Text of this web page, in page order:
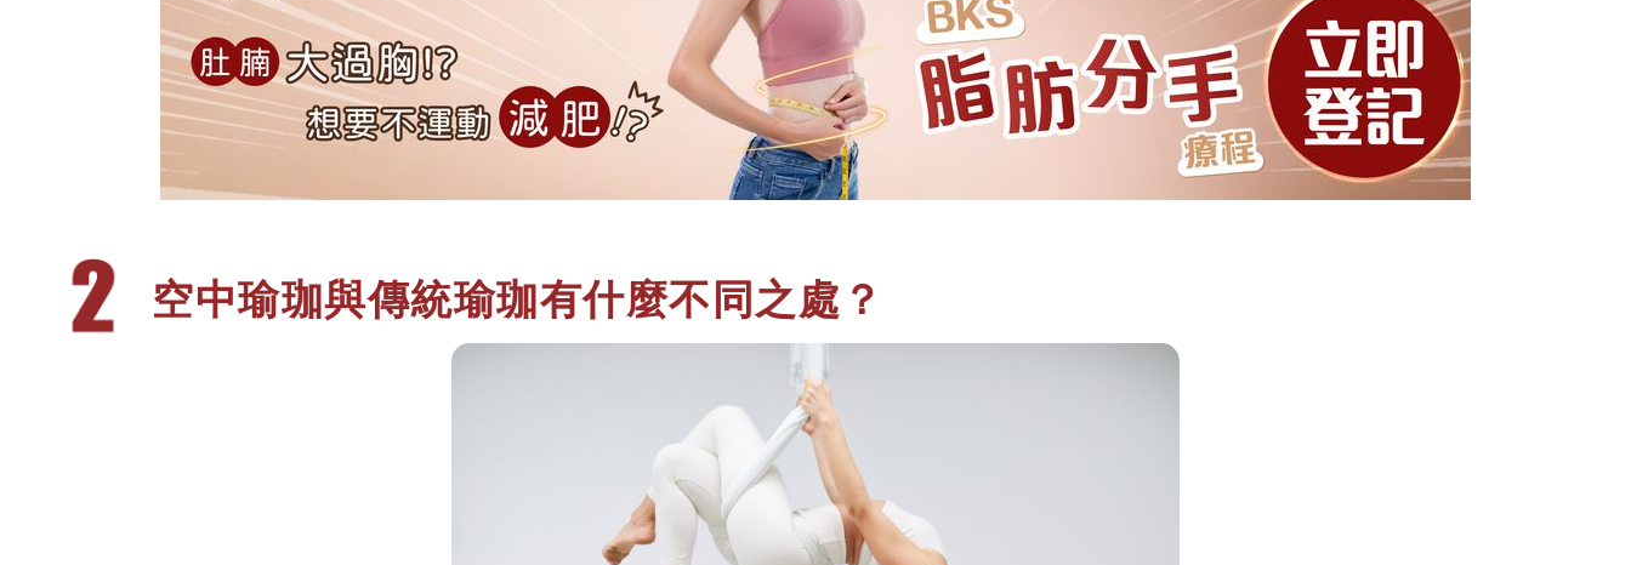
空中瑜珈與傳統瑜珈有什麼不同之處？